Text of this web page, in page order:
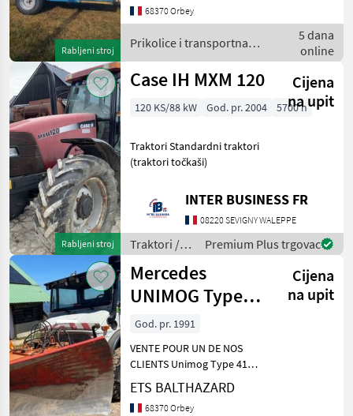
Rabljeni stroj
3m10 et Largeur= 2m10
Porte/pont arrière Porte
latérale Plancher
68370 Orbey
Prikolice i transportna
vozila / Sonstige
5 dana
online
Rabljeni stroj
Case IH MXM 120
Cijena
na upit
120 KS/88 kW God. pr. 2004 5700 h
Traktori Standardni traktori
(traktori točkaši)
INTER BUSINESS FR
08220 SEVIGNY WALEPPE
Traktori /
Case IH
Premium Plus trgovac
Mercedes
UNIMOG Type
417
Cijena
na upit
God. pr. 1991
VENTE POUR UN DE NOS
CLIENTS Unimog Type 417
En bon état de
fonctionnement : Moteur,
boîte de vitesse et prise de
ETS BALTHAZARD
68370 Orbey